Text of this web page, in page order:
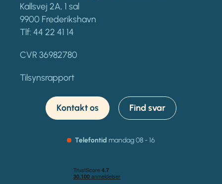
Kallsvej 2A, 1 sal
9900 Frederikshavn
Tlf: 44 22 41 14
CVR 36982780
Tilsynsrapport
Kontakt os Find svar
Telefontid mandag08 - 16